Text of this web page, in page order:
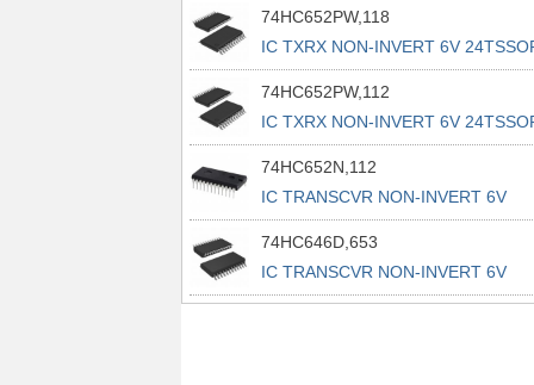
74HC652PW,118
IC TXRX NON-INVERT 6V
74HC652PW,112
IC TXRX NON-INVERT 6V
74HC652N,112
IC TRANSCVR NON-INVERT 6V
24DIP
74HC646D,653
IC TRANSCVR NON-INVERT 6V
24SO